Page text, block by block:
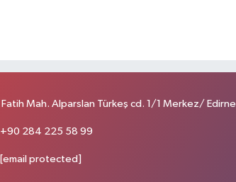
Fatih Mah. Alparslan Türkeş cd. 1/1 Merkez/ Edirne
+90 284 225 58 99
[email protected]